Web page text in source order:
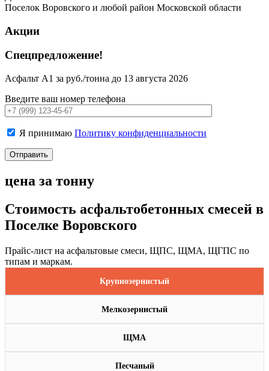
Поселок Воровского и любой район Московской области
Акции
Спецпредложение!
Асфальт А1 за руб./тонна до 13 августа 2026
Введите ваш номер телефона
Я принимаю Политику конфиденциальности
цена за тонну
Стоимость асфальтобетонных смесей в
Поселке Воровского
Прайс-лист на асфальтовые смеси, ЩПС, ЩМА, ЩГПС по
типам и маркам.
Крупнозернистый
Мелкозернистый
ЩМА
Песчаный